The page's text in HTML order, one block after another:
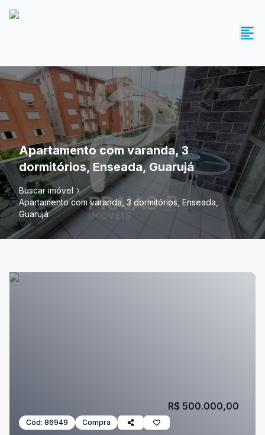
Apartamento com varanda, 3
dormitórios, Enseada, Guarujá
Buscar imóvel
Apartamento com varanda, 3 dormitórios, Enseada,
Guarujá
Cód: 86949 Compra
R$ 500.000,00